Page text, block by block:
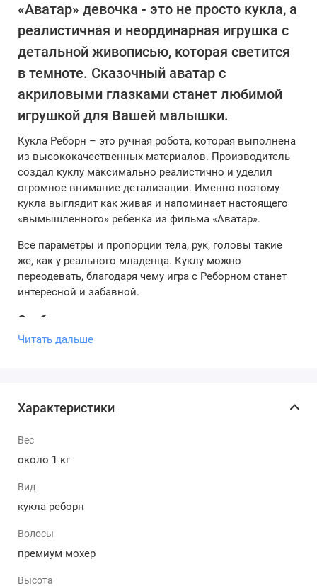
«Аватар» девочка - это не просто кукла, а
реалистичная и неординарная игрушка с
детальной живописью, которая светится
в темноте. Сказочный аватар с
акриловыми глазками станет любимой
игрушкой для Вашей малышки.
Кукла Реборн – это ручная робота, которая выполнена
из высококачественных материалов. Производитель
создал куклу максимально реалистично и уделил
огромное внимание детализации. Именно поэтому
кукла выглядит как живая и напоминает настоящего
«вымышленного» ребенка из фильма «Аватар».
Все параметры и пропорции тела, рук, головы такие
же, как у реального младенца. Куклу можно
переодевать, благодаря чему игра с Реборном станет
интересной и забавной.
Особенности:
Игрушка светится в темноте (по сюжету фильма
Анатомическая.
других).
Подвижные части тела.
Глазки выполнены из высококачественного
акрила.
Накладные реснички.
Читать дальше
Характеристики
Вес
около 1 кг
Вид
кукла реборн
Волосы
премиум мохер
Высота